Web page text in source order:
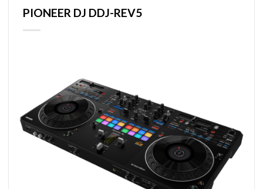
PIONEER DJ DDJ-REV5